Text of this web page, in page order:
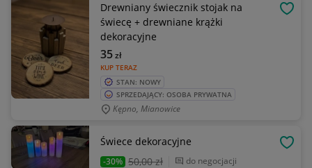
Drewniany świecznik stojak na
świecę + drewniane krążki
dekoracyjne
KUP TERAZ
35zł
STAN: NOWY
SPRZEDAJĄCY: OSOBA PRYWATNA
Kępno, Mianowice
Świece dekoracyjne
-30% 50,00 zł do negocjacji